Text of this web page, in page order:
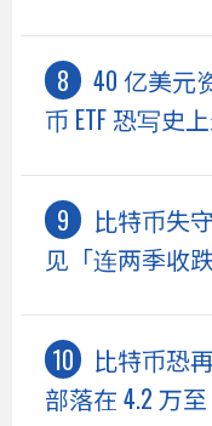
40 亿美元
币 ETF 恐写史
比特币失
见「连两季收
比特币恐
部落在 4.2 万